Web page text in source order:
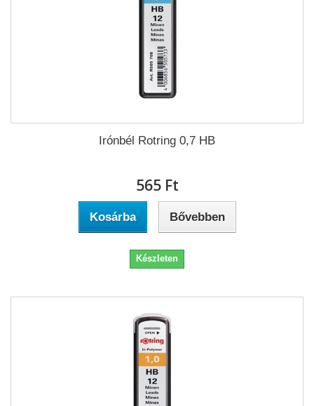
Irónbél Rotring 0,7 HB
565 Ft‎
Kosárba Bővebben
Készleten